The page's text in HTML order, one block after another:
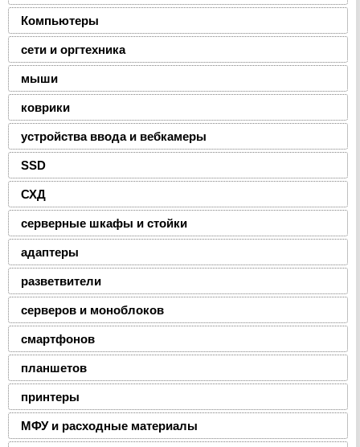
Компьютеры
сети и оргтехника
мыши
коврики
устройства ввода и вебкамеры
SSD
СХД
серверные шкафы и стойки
адаптеры
разветвители
серверов и моноблоков
смартфонов
планшетов
принтеры
МФУ и расходные материалы